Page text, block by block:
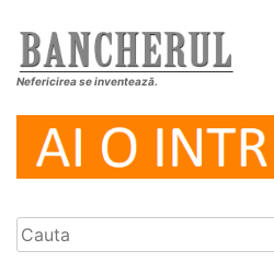
Nefericirea se inventează.